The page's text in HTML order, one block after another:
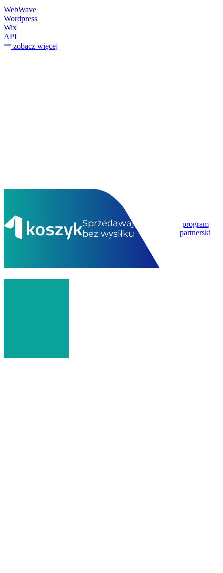
WebWave
Wordpress
Wix
API
zobacz więcej
Sprzedawaj
bez wysiłku
program
partnerski